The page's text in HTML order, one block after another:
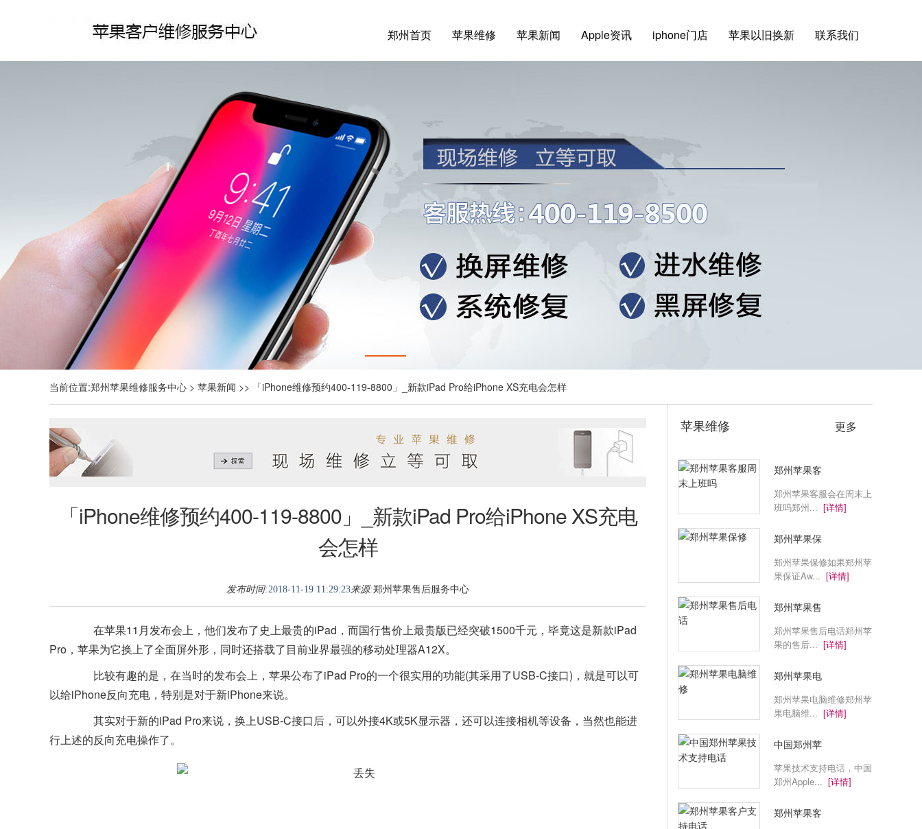
郑州首页 苹果维修 苹果新闻 Apple资讯 iphone门店 苹果以旧换新 联系我们
当前位置:郑州苹果维修服务中心 > 苹果新闻 >> 「iPhone维修预约400-119-8800」_新款iPad Pro给iPhone XS充电会怎样
「iPhone维修预约400-119-8800」_新款iPad Pro给iPhone XS充电
会怎样
发布时间:2018-11-19 11:29:23来源:郑州苹果售后服务中心
在苹果11月发布会上，他们发布了史上最贵的iPad，而国行售价上最贵版已经突破1500千元，毕竟这是新款iPad
Pro，苹果为它换上了全面屏外形，同时还搭载了目前业界最强的移动处理器A12X。
比较有趣的是，在当时的发布会上，苹果公布了iPad Pro的一个很实用的功能(其采用了USB-C接口)，就是可以可
以给iPhone反向充电，特别是对于新iPhone来说。
其实对于新的iPad Pro来说，换上USB-C接口后，可以外接4K或5K显示器，还可以连接相机等设备，当然也能进
行上述的反向充电操作了。
苹果维修 更多
郑州苹果客
郑州苹果客服会在周末上
班吗郑州... [详情]
郑州苹果保
郑州苹果保修如果郑州苹
果保证Aw... [详情]
郑州苹果售
郑州苹果售后电话郑州苹
果的售后... [详情]
郑州苹果电
郑州苹果电脑维修郑州苹
果电脑维... [详情]
中国郑州苹
苹果技术支持电话，中国
郑州Apple... [详情]
郑州苹果客